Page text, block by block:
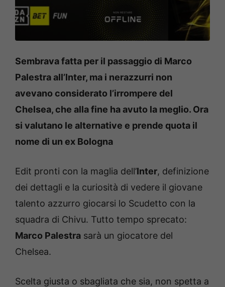
Sembrava fatta per il passaggio di Marco
Palestra all’Inter, ma i nerazzurri non
avevano considerato l’irrompere del
Chelsea, che alla fine ha avuto la meglio. Ora
si valutano le alternative e prende quota il
nome di un ex Bologna
Edit pronti con la maglia dell’Inter, definizione
dei dettagli e la curiosità di vedere il giovane
talento azzurro giocarsi lo Scudetto con la
squadra di Chivu. Tutto tempo sprecato:
Marco Palestra sarà un giocatore del
Chelsea.
Scelta giusta o sbagliata che sia, non spetta a